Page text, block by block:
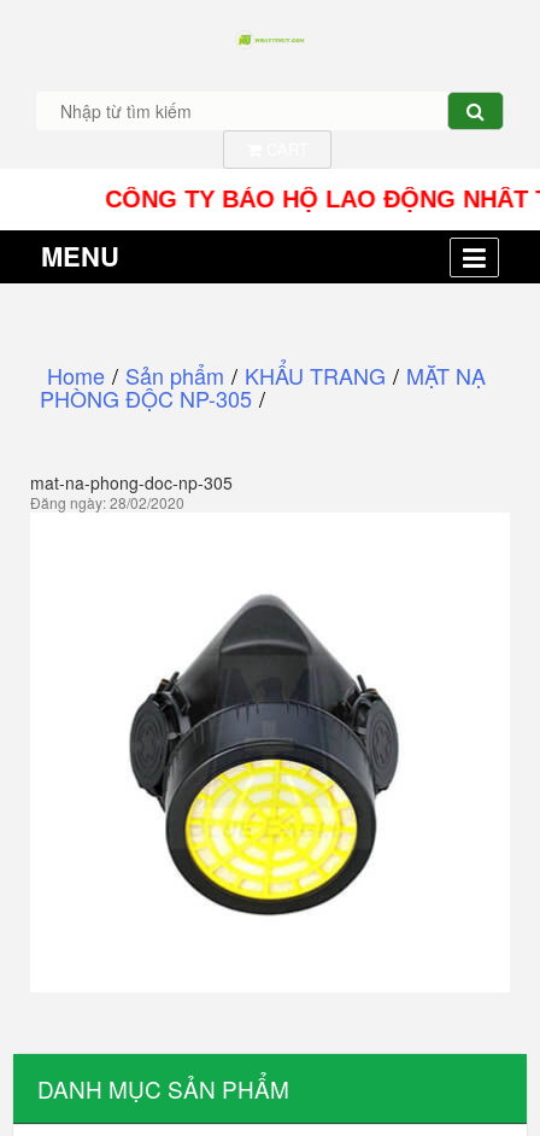
CÔNG TY BẢO HỘ LAO ĐỘNG NHÂT
MENU
DANH MỤC SẢN PHẨM
Home / Sản phẩm / KHẨU TRANG / MẶT NẠ
PHÒNG ĐỘC NP-305 /
mat-na-phong-doc-np-305
Đăng ngày: 28/02/2020